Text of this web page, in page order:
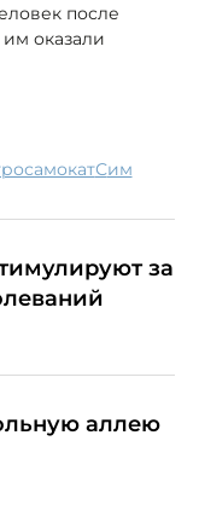
после
оказали
сим
за
аллею